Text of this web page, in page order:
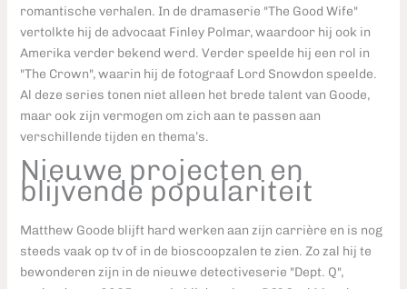
romantische verhalen. In de dramaserie "The Good Wife"
vertolkte hij de advocaat Finley Polmar, waardoor hij ook in
Amerika verder bekend werd. Verder speelde hij een rol in
"The Crown", waarin hij de fotograaf Lord Snowdon speelde.
Al deze series tonen niet alleen het brede talent van Goode,
maar ook zijn vermogen om zich aan te passen aan
verschillende tijden en thema’s.
Nieuwe projecten en
blijvende populariteit
Matthew Goode blijft hard werken aan zijn carrière en is nog
steeds vaak op tv of in de bioscoopzalen te zien. Zo zal hij te
bewonderen zijn in de nieuwe detectiveserie "Dept. Q",